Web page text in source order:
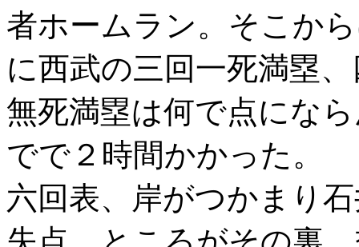
者ホームラン。そこか
に西武の三回一死満塁
無死満塁は何で点にな
でで２時間かかった。
六回表、岸がつかまり